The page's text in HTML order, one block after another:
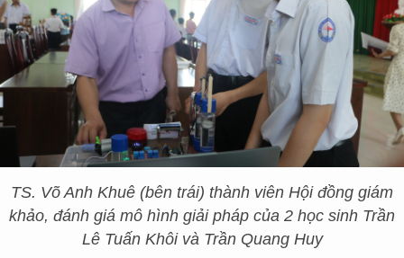
TS. Võ Anh Khuê (bên trái) thành viên Hội đồng giám
khảo, đánh giá mô hình giải pháp của 2 học sinh Trần
Lê Tuấn Khôi và Trần Quang Huy